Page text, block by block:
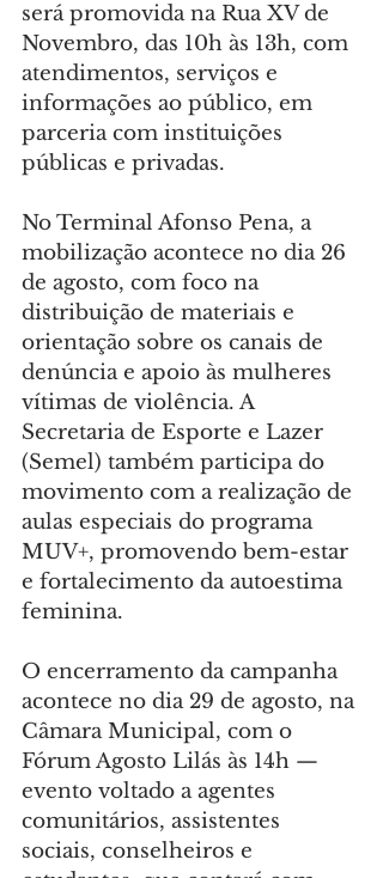
será promovida na Rua XV de
Novembro, das 10h às 13h, com
atendimentos, serviços e
informações ao público, em
parceria com instituições
públicas e privadas.
No Terminal Afonso Pena, a
mobilização acontece no dia 26
de agosto, com foco na
distribuição de materiais e
orientação sobre os canais de
denúncia e apoio às mulheres
vítimas de violência. A
Secretaria de Esporte e Lazer
(Semel) também participa do
movimento com a realização de
aulas especiais do programa
MUV+, promovendo bem-estar
e fortalecimento da autoestima
feminina.
O encerramento da campanha
acontece no dia 29 de agosto, na
Câmara Municipal, com o
Fórum Agosto Lilás às 14h —
evento voltado a agentes
comunitários, assistentes
sociais, conselheiros e